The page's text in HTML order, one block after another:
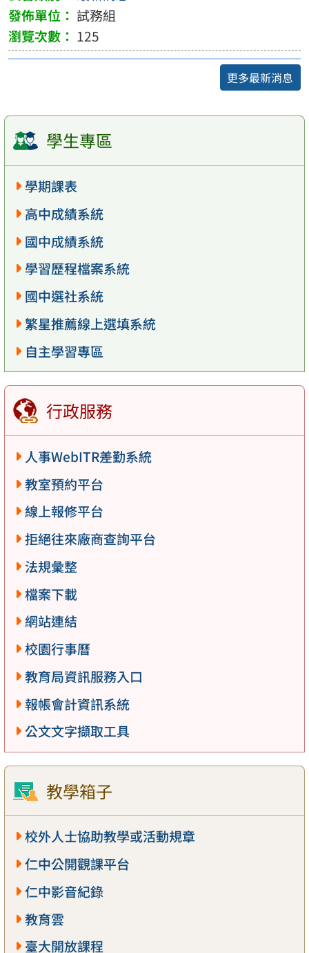
試務組
125
更多最新消息
學生專區
學期課表
高中成績系統
國中成績系統
學習歷程檔案系統
國中選社系統
繁星推薦線上選填系統
自主學習專區
行政服務
人事WebITR差勤系統
教室預約平台
線上報修平台
拒絕往來廠商查詢平台
法規彙整
檔案下載
網站連結
校園行事曆
教育局資訊服務入口
報帳會計資訊系統
公文文字擷取工具
教學箱子
校外人士協助教學或活動規章
仁中公開觀課平台
仁中影音紀錄
教育雲
臺大開放課程